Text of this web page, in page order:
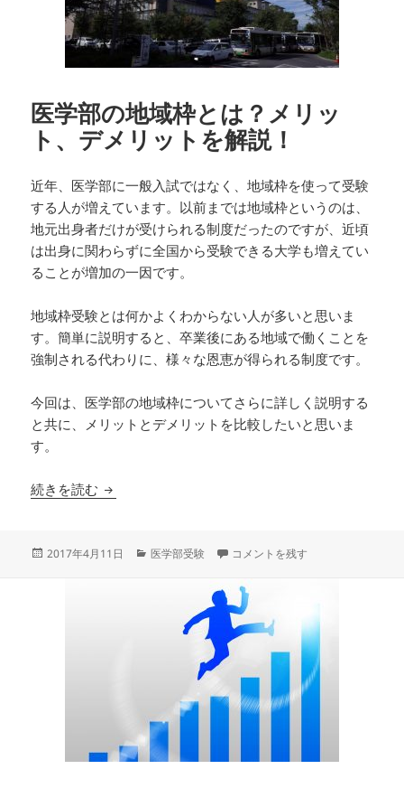
医学部の地域枠とは？メリッ
ト、デメリットを解説！
近年、医学部に一般入試ではなく、地域枠を使って受験
する人が増えています。以前までは地域枠というのは、
地元出身者だけが受けられる制度だったのですが、近頃
は出身に関わらずに全国から受験できる大学も増えてい
ることが増加の一因です。
地域枠受験とは何かよくわからない人が多いと思いま
す。簡単に説明すると、卒業後にある地域で働くことを
強制される代わりに、様々な恩恵が得られる制度です。
今回は、医学部の地域枠についてさらに詳しく説明する
と共に、メリットとデメリットを比較したいと思いま
す。
続きを読む 医学部の地域枠とは？メリット、デメリットを解
投
2017年4月11日
カ
医学部受験 医学部の地域枠とは？メリット、
コメントを残す